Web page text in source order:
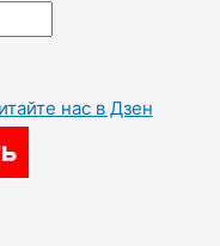
нас в Дзен